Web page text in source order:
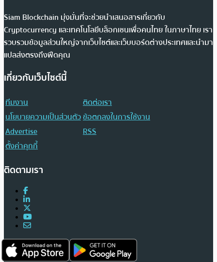
Siam Blockchain มุ่งมั่นที่จะช่วยนำเสนอสารเกี่ยวกับ
Cryptocurrency และเทคโนโลยีบล็อกเชนเพื่อคนไทย ในภาษาไทย เรา
รวบรวมข้อมูลส่วนใหญ่จากเว็บไซต์และเว็บบอร์ดต่างประเทศและนำมา
แปลส่งตรงถึงฟีดคุณ
เกี่ยวกับเว็บไซต์นี้
ทีมงาน
ติดต่อเรา
นโยบายความเป็นส่วนตัวข้อตกลงในการใช้งาน
Advertise
RSS
ตั้งค่าคุกกี้
ติดตามเรา